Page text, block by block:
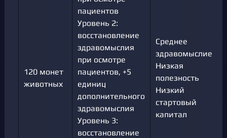
120 монет
животных
пациентов
Уровень 2:
восстановление
здравомыслия
при осмотре
пациентов, +5
единиц
дополнительного
здравомыслия
Уровень 3:
восстановление
Среднее
здравомыслие
Низкая
полезность
Низкий
стартовый
капитал